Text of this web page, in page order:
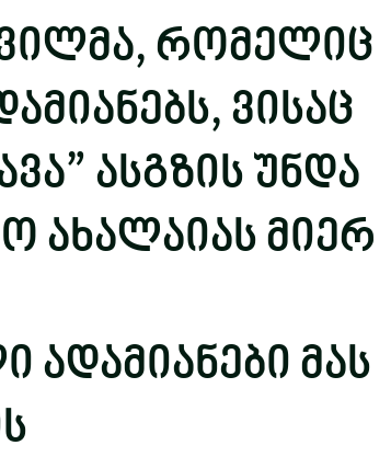
რომელიც
ვისაც
ასგზის უნდა
ახალაიას მიერ
მას